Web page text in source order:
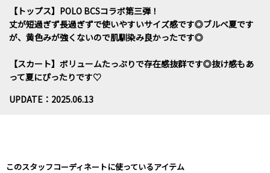
【トップス】POLO BCSコラボ第三弾！
丈が短過ぎず長過ぎずで使いやすいサイズ感です◎ブルベ夏です
が、黄色みが強くないので肌馴染み良かったです◎
【スカート】ボリュームたっぷりで存在感抜群です◎抜け感もあ
って夏にぴったりです♡
UPDATE：2025.06.13
このスタッフコーディネートに使っているアイテム